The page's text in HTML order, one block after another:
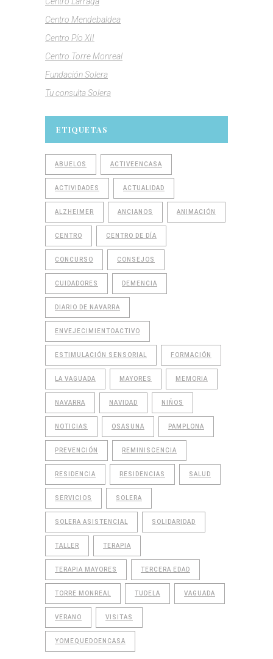
Centro Mendebaldea
Centro Pío XII
Centro Torre Monreal
Fundación Solera
Tu consulta Solera
ETIQUETAS
ABUELOS ACTIVEENCASA
ACTIVIDADES ACTUALIDAD
ALZHEIMER ANCIANOS ANIMACIÓN
CENTRO CENTRO DE DÍA
CONCURSO CONSEJOS
CUIDADORES DEMENCIA
DIARIO DE NAVARRA
ENVEJECIMIENTOACTIVO
ESTIMULACIÓN SENSORIAL FORMACIÓN
LA VAGUADA MAYORES MEMORIA
NAVARRA NAVIDAD NIÑOS
NOTICIAS OSASUNA PAMPLONA
PREVENCIÓN REMINISCENCIA
RESIDENCIA RESIDENCIAS SALUD
SERVICIOS SOLERA
SOLERA ASISTENCIAL SOLIDARIDAD
TALLER TERAPIA
TERAPIA MAYORES TERCERA EDAD
TORRE MONREAL TUDELA VAGUADA
VERANO VISITAS
YOMEQUEDOENCASA